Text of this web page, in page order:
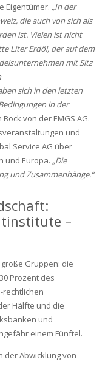
Eigentümer. „In der
die auch von sich als
ist. Vielen ist nicht
Liter Erdöl, der auf dem
mit Sitz
sich in den letzten
in der
von der EMGS AG.
und
Service AG über
und Europa. „Die
und Zusammenhänge.“
–
Gruppen: die
Prozent des
Hälfte und die
und
einem Fünftel.
der Abwicklung von